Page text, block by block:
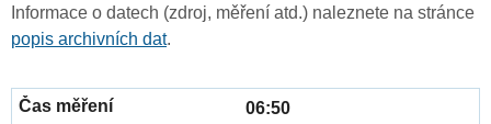
Informace o datech (zdroj, měření atd.) naleznete na stránce
popis archivních dat.
06:50